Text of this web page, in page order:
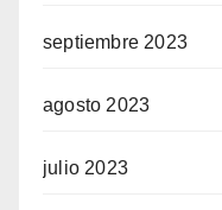
septiembre 2023
agosto 2023
julio 2023